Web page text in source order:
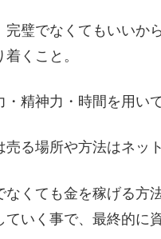
完璧でなくてもいいか
くこと。
精神力・時間を用い
る場所や方法はネッ
なくても金を稼げる方
いく事で、最終的に